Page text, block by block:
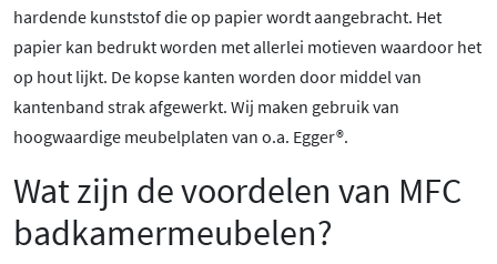
hardende kunststof die op papier wordt aangebracht. Het
papier kan bedrukt worden met allerlei motieven waardoor het
op hout lijkt. De kopse kanten worden door middel van
kantenband strak afgewerkt. Wij maken gebruik van
hoogwaardige meubelplaten van o.a. Egger®.
Wat zijn de voordelen van MFC
badkamermeubelen?